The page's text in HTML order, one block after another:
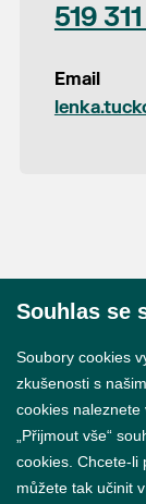
519
Email
Souhlas se
Soubory cookies
zkušenosti s
cookies naleznete
„Přijmout vše“
cookies. Chcete-li
můžete tak učinit